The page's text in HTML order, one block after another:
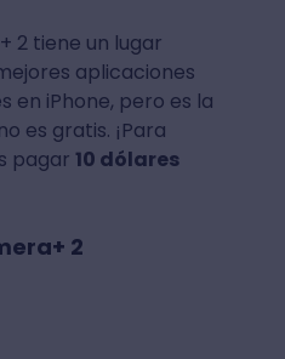
2 tiene un lugar
aplicaciones
en iPhone, pero es la
es gratis. ¡Para
pagar 10 dólares
2